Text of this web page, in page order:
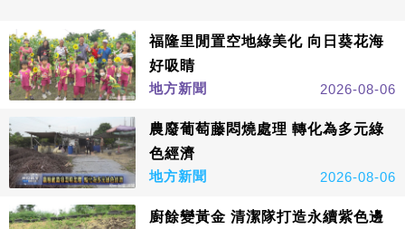
福隆里閒置空地綠美化 向日葵花海
好吸睛
地方新聞
2026-08-06
農廢葡萄藤悶燒處理 轉化為多元綠
色經濟
地方新聞
2026-08-06
廚餘變黃金 清潔隊打造永續紫色邊